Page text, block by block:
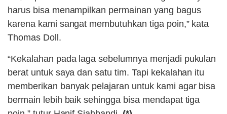
harus bisa menampilkan permainan yang bagus
karena kami sangat membutuhkan tiga poin,” kata
Thomas Doll.
“Kekalahan pada laga sebelumnya menjadi pukulan
berat untuk saya dan satu tim. Tapi kekalahan itu
memberikan banyak pelajaran untuk kami agar bisa
bermain lebih baik sehingga bisa mendapat tiga